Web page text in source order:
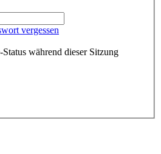
vergessen
während dieser Sitzung